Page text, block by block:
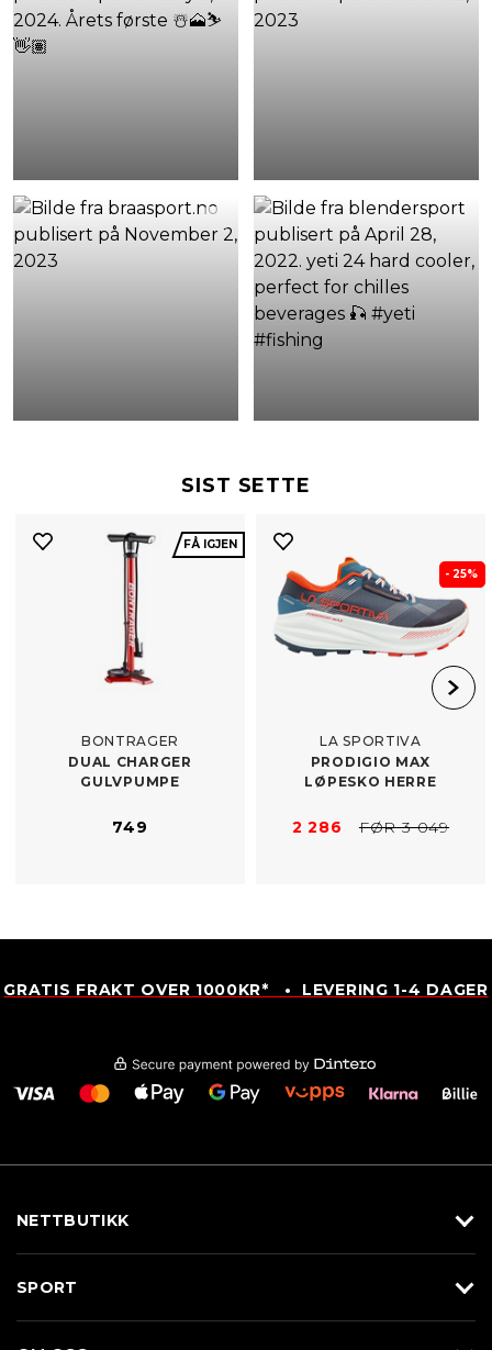
SIST SETTE
FÅ IGJEN
BONTRAGER
DUAL CHARGER
GULVPUMPE
749
- 25%
LA SPORTIVA
PRODIGIO MAX
LØPESKO HERRE
2 286 FØR 3 049
GRATIS FRAKT OVER 1000KR* • LEVERING 1-4 DAGER
NETTBUTIKK
SPORT